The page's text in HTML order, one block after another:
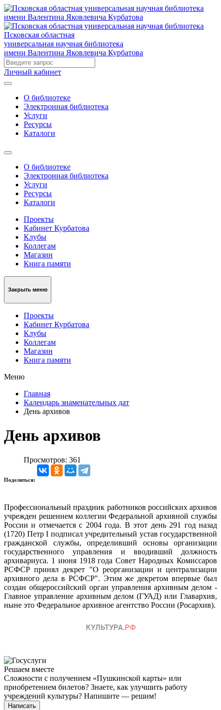
Псковская областная
универсальная научная библиотека
имени Валентина Яковлевича Курбатова
Личный кабинет
О библиотеке
Электронная библиотека
Услуги
Ресурсы
Каталоги
О библиотеке
Электронная библиотека
Услуги
Ресурсы
Каталоги
Проекты
Кабинет Курбатова
Клубы
Коллегам
Магазин
Книга памяти
Закрыть меню
Проекты
Кабинет Курбатова
Клубы
Коллегам
Магазин
Книга памяти
Меню
Главная
Календарь знаменательных дат
День архивов
День архивов
Просмотров: 361
Поделиться:
Профессиональный праздник работников российских архивов
учрежден решением коллегии Федеральной архивной службы
России и отмечается с 2004 года. В этот день 291 год назад
(1720) Петр I подписал учредительный устав государственной
гражданской службы, определивший основы организации
государственного управления и вводивший должность
архивариуса. 1 июня 1918 года Совет Народных Комиссаров
РСФСР принял декрет "О реорганизации и централизации
архивного дела в РСФСР". Этим же декретом впервые был
создан общероссийский орган управления архивным делом -
Главное управление архивным делом (ГУАД) или Главархив,
ныне это Федеральное архивное агентство России (Росархив).
Решаем вместе
Сложности с получением «Пушкинской карты» или
приобретением билетов? Знаете, как улучшить работу
учреждений культуры? Напишите — решим!
Написать